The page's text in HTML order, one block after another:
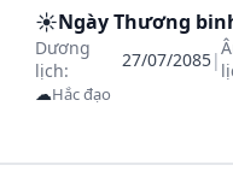
☀️Ngày Thương
Dương
lịch:
27/07/2085|
☁Hắc đạo